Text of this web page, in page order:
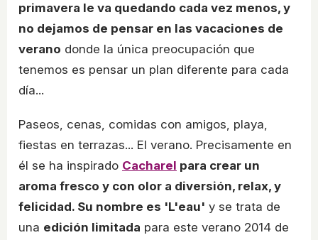
primavera le va quedando cada vez menos, y
no dejamos de pensar en las vacaciones de
verano donde la única preocupación que
tenemos es pensar un plan diferente para cada
día...
Paseos, cenas, comidas con amigos, playa,
fiestas en terrazas... El verano. Precisamente en
él se ha inspirado Cacharel para crear un
aroma fresco y con olor a diversión, relax, y
felicidad. Su nombre es 'L'eau' y se trata de
una edición limitada para este verano 2014 de